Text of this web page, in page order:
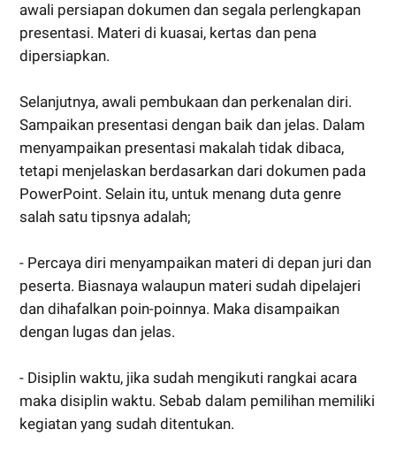
awali persiapan dokumen dan segala perlengkapan
presentasi. Materi di kuasai, kertas dan pena
dipersiapkan.
Selanjutnya, awali pembukaan dan perkenalan diri.
Sampaikan presentasi dengan baik dan jelas. Dalam
menyampaikan presentasi makalah tidak dibaca,
tetapi menjelaskan berdasarkan dari dokumen pada
PowerPoint. Selain itu, untuk menang duta genre
salah satu tipsnya adalah;
- Percaya diri menyampaikan materi di depan juri dan
peserta. Biasnaya walaupun materi sudah dipelajeri
dan dihafalkan poin-poinnya. Maka disampaikan
dengan lugas dan jelas.
- Disiplin waktu, jika sudah mengikuti rangkai acara
maka disiplin waktu. Sebab dalam pemilihan memiliki
kegiatan yang sudah ditentukan.